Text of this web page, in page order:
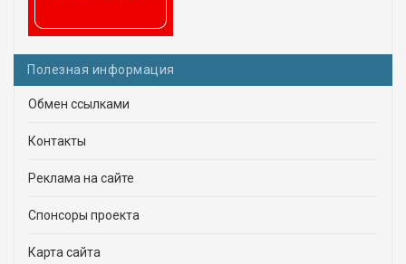
Полезная информация
Обмен ссылками
Контакты
Реклама на сайте
Спонсоры проекта
Карта сайта